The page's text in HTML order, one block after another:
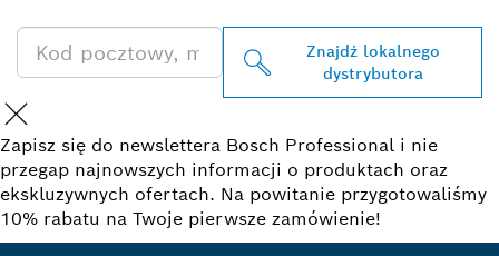
Znajdź lokalnego
dystrybutora
Zapisz się do newslettera Bosch Professional i nie
przegap najnowszych informacji o produktach oraz
ekskluzywnych ofertach. Na powitanie przygotowaliśmy
10% rabatu na Twoje pierwsze zamówienie!